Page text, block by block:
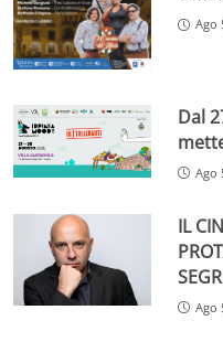
Ago
Dal
Ago
IL
Ago